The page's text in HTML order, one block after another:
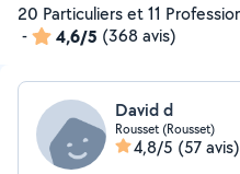
20 Particuliers et 11
-
4,6/5 (368 avis)
David d
Rousset (Rousset)
4,8/5 (57 avis)